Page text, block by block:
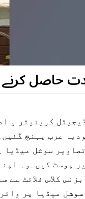
حاصل کرنے
کریئیٹر و
عرب پہنچ
سوشل
پوسٹ کیں۔وہ
کلاس فلائٹ
میڈیا پر